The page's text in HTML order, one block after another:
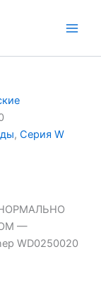
, Серия W
—
WD0250020